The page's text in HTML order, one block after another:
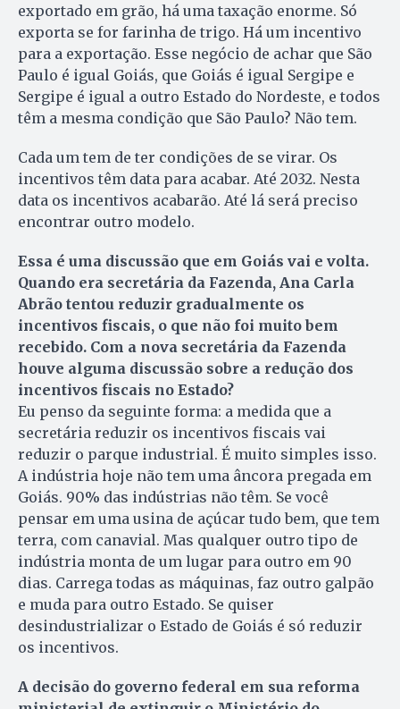
exportado em grão, há uma taxação enorme. Só
exporta se for farinha de trigo. Há um incentivo
para a exportação. Esse negócio de achar que São
Paulo é igual Goiás, que Goiás é igual Sergipe e
Sergipe é igual a outro Estado do Nordeste, e todos
têm a mesma condição que São Paulo? Não tem.
Cada um tem de ter condições de se virar. Os
incentivos têm data para acabar. Até 2032. Nesta
data os incentivos acabarão. Até lá será preciso
encontrar outro modelo.
Essa é uma discussão que em Goiás vai e volta.
Quando era secretária da Fazenda, Ana Carla
Abrão tentou reduzir gradualmente os
incentivos fiscais, o que não foi muito bem
recebido. Com a nova secretária da Fazenda
houve alguma discussão sobre a redução dos
incentivos fiscais no Estado?
Eu penso da seguinte forma: a medida que a
secretária reduzir os incentivos fiscais vai
reduzir o parque industrial. É muito simples isso.
A indústria hoje não tem uma âncora pregada em
Goiás. 90% das indústrias não têm. Se você
pensar em uma usina de açúcar tudo bem, que tem
terra, com canavial. Mas qualquer outro tipo de
indústria monta de um lugar para outro em 90
dias. Carrega todas as máquinas, faz outro galpão
e muda para outro Estado. Se quiser
desindustrializar o Estado de Goiás é só reduzir
os incentivos.
A decisão do governo federal em sua reforma